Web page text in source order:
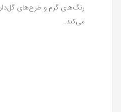
رنگ‌های گرم و طرح‌های
می‌کند.